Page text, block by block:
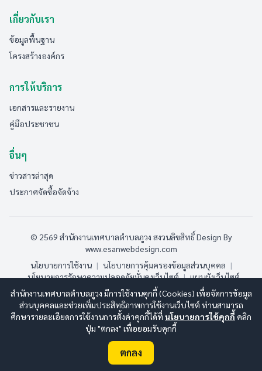
เกี่ยวกับเรา
ข้อมูลพื้นฐาน
โครงสร้างองค์กร
การให้บริการ
เอกสารและรายงาน
คู่มือประชาชน
อื่นๆ
ข่าวสารล่าสุด
ประกาศจัดซื้อจัดจ้าง
© 2569 สำนักงานเทศบาลตำบลภูวง สงวนลิขสิทธิ์Design By
www.esanwebdesign.com
นโยบายการใช้งาน | นโยบายการคุ้มครองข้อมูลส่วนบุคคล |
นโยบายการรักษาความปลอดภัยมั่นคงเว็บไซต์ | แผนผังเว็บไซต์
ออนไลน์:13 ทั้งหมด:187 (ดูสถิติทั้งหมด)
สำนักงานเทศบาลตำบลภูวง มีการใช้งานคุกกี้ (Cookies) เพื่อจัดการข้อมูล
ส่วนบุคคลและช่วยเพิ่มประสิทธิภาพการใช้งานเว็บไซต์ ท่านสามารถ
ศึกษารายละเอียดการใช้งานการตั้งค่าคุกกี้ได้ที่ นโยบายการใช้คุกกี้ คลิก
ปุ่ม "ตกลง" เพื่อยอมรับคุกกี้
ตกลง